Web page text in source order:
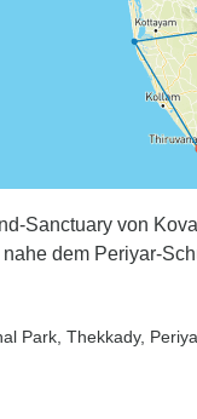
aber
Klima
der
an, um
Sanctuary von
dem Periyar-
Park , Thekkady,